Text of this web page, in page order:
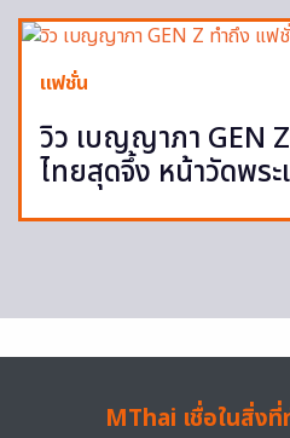
แฟชั่น
วิว เบญญาภา GEN
ไทยสุดจึ้ง หน้าวัดพร
MThai เชื่อในสิ่งที่